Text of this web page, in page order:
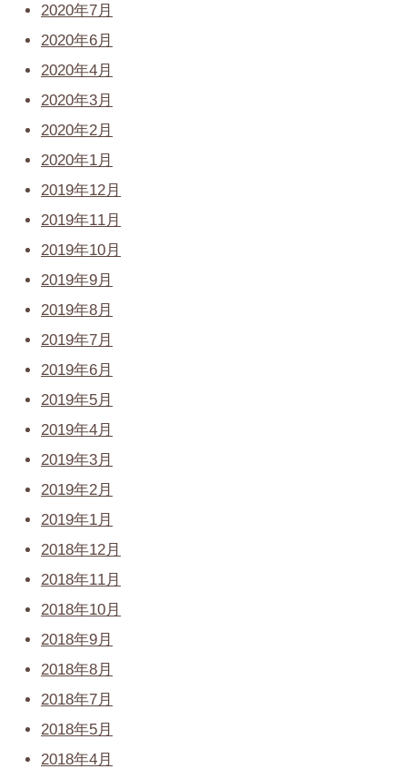
2020年7月
2020年6月
2020年4月
2020年3月
2020年2月
2020年1月
2019年12月
2019年11月
2019年10月
2019年9月
2019年8月
2019年7月
2019年6月
2019年5月
2019年4月
2019年3月
2019年2月
2019年1月
2018年12月
2018年11月
2018年10月
2018年9月
2018年8月
2018年7月
2018年5月
2018年4月